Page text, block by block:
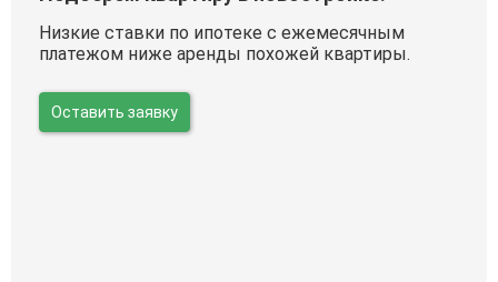
Низкие ставки по ипотеке с ежемесячным
платежом ниже аренды похожей квартиры.
Оставить заявку